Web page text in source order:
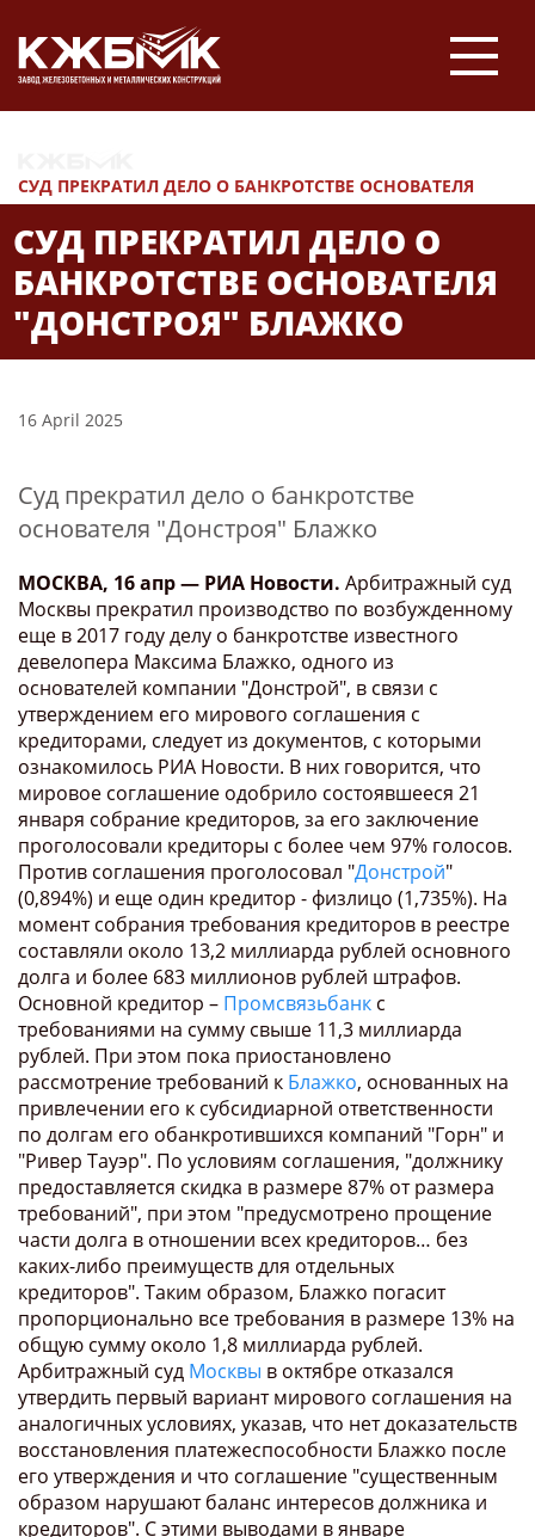
СУД ПРЕКРАТИЛ ДЕЛО О БАНКРОТСТВЕ ОСНОВАТЕЛЯ
"ДОНСТРОЯ" БЛАЖКО
СУД ПРЕКРАТИЛ ДЕЛО О
БАНКРОТСТВЕ ОСНОВАТЕЛЯ
"ДОНСТРОЯ" БЛАЖКО
16 April 2025
Суд прекратил дело о банкротстве
основателя "Донстроя" Блажко
МОСКВА, 16 апр — РИА Новости. Арбитражный суд
Москвы прекратил производство по возбужденному
еще в 2017 году делу о банкротстве известного
девелопера Максима Блажко, одного из
основателей компании "Донстрой", в связи с
утверждением его мирового соглашения с
кредиторами, следует из документов, с которыми
ознакомилось РИА Новости. В них говорится, что
мировое соглашение одобрило состоявшееся 21
января собрание кредиторов, за его заключение
проголосовали кредиторы с более чем 97% голосов.
Против соглашения проголосовал "Донстрой"
(0,894%) и еще один кредитор - физлицо (1,735%). На
момент собрания требования кредиторов в реестре
составляли около 13,2 миллиарда рублей основного
долга и более 683 миллионов рублей штрафов.
Основной кредитор – Промсвязьбанк с
требованиями на сумму свыше 11,3 миллиарда
рублей. При этом пока приостановлено
рассмотрение требований к Блажко, основанных на
привлечении его к субсидиарной ответственности
по долгам его обанкротившихся компаний "Горн" и
"Ривер Тауэр". По условиям соглашения, "должнику
предоставляется скидка в размере 87% от размера
требований", при этом "предусмотрено прощение
части долга в отношении всех кредиторов… без
каких-либо преимуществ для отдельных
кредиторов". Таким образом, Блажко погасит
пропорционально все требования в размере 13% на
общую сумму около 1,8 миллиарда рублей.
Арбитражный суд Москвы в октябре отказался
утвердить первый вариант мирового соглашения на
аналогичных условиях, указав, что нет доказательств
восстановления платежеспособности Блажко после
его утверждения и что соглашение "существенным
образом нарушают баланс интересов должника и
кредиторов". С этими выводами в январе